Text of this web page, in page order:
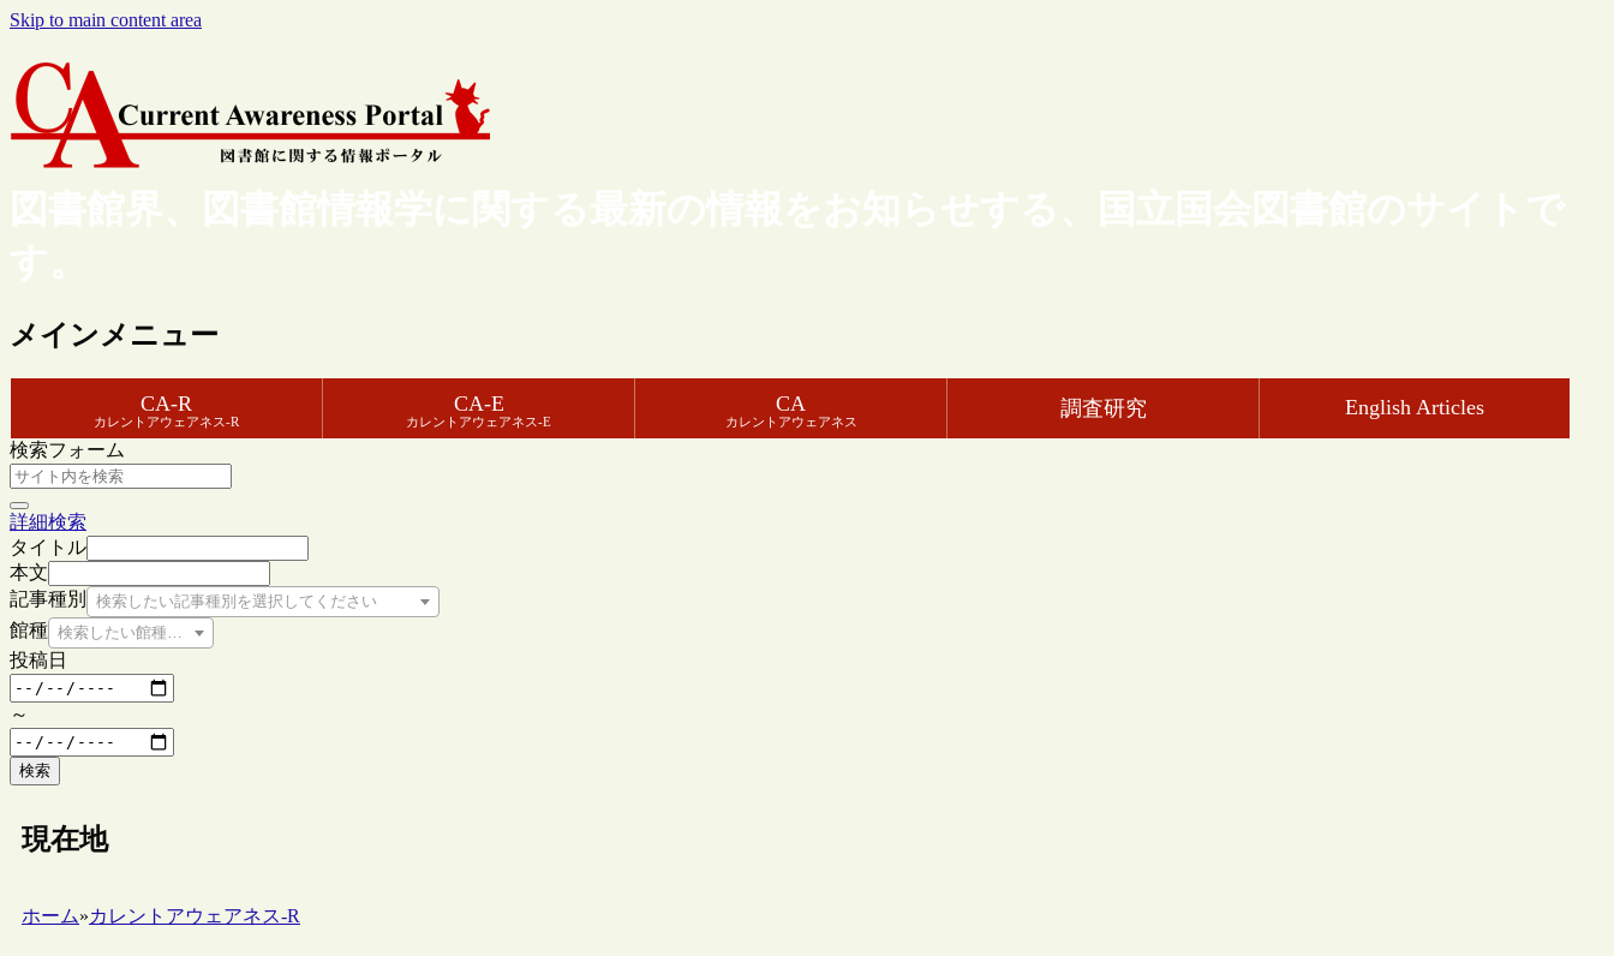
Skip to main content area
図書館界、図書館情報学に関する最新の情報をお知らせする、国立国会図書館のサイトで
す。
メインメニュー
CA-R
カレントアウェアネス-R
CA-E
カレントアウェアネス-E
CA
カレントアウェアネス
調査研究 English Articles
検索フォーム
詳細検索
タイトル
本文
記事種別
検索したい記事種別を選択してください
館種 検索したい館種を選択してください
投稿日
～
検索
現在地
ホーム»カレントアウェアネス-R